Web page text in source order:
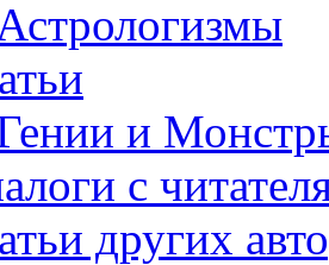
и
с
других